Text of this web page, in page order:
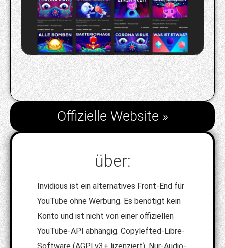
Offizielle Website »
über:
Invidious ist ein alternatives Front-End für
YouTube ohne Werbung. Es benötigt kein
Konto und ist nicht von einer offiziellen
YouTube-API abhängig. Copylefted-Libre-
Software (AGPLv3+ lizenziert). Nur-Audio-